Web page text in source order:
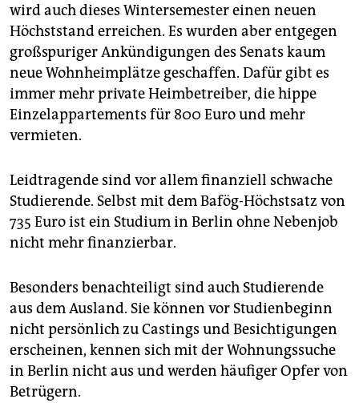
wird auch dieses Wintersemester einen neuen
Höchststand erreichen. Es wurden aber entgegen
großspuriger Ankündigungen des Senats kaum
neue Wohnheimplätze geschaffen. Dafür gibt es
immer mehr private Heimbetreiber, die hippe
Einzelappartements für 800 Euro und mehr
vermieten.
Leidtragende sind vor allem finanziell schwache
Studierende. Selbst mit dem Bafög-Höchstsatz von
735 Euro ist ein Studium in Berlin ohne Nebenjob
nicht mehr finanzierbar.
Besonders benachteiligt sind auch Studierende
aus dem Ausland. Sie können vor Studienbeginn
nicht persönlich zu Castings und Besichtigungen
erscheinen, kennen sich mit der Wohnungssuche
in Berlin nicht aus und werden häufiger Opfer von
Betrügern.